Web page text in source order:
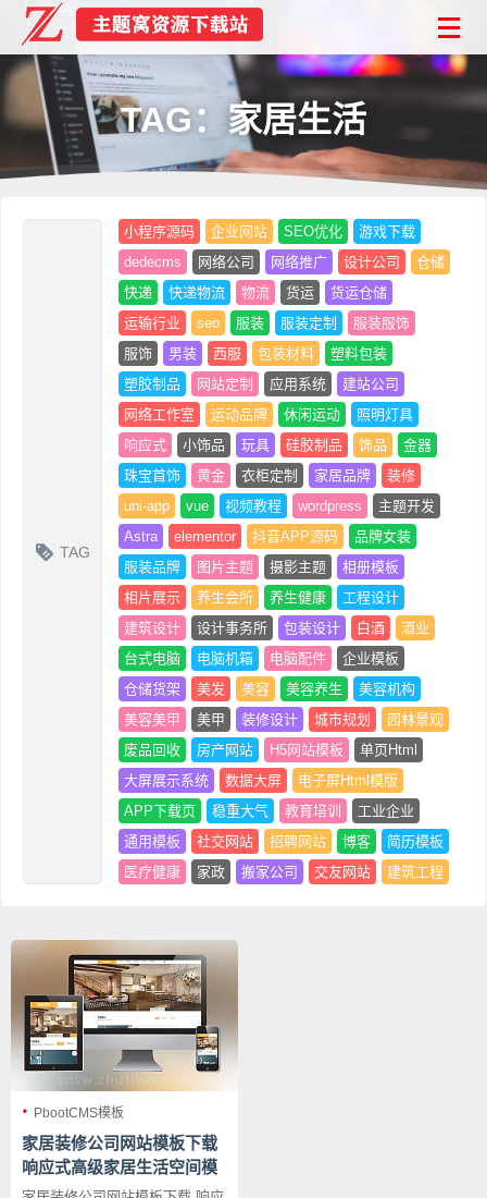
TAG：家居生活
TAG
小程序源码 企业网站 SEO优化
游戏下载
dedecms
网络公司 网络推广 设计公司
仓储
快递
快递物流 物流 货运
货运仓储
运输行业
seo 服装 服装定制
服装服饰
服饰
男装 西服 包装材料
塑料包装
塑胶制品
网站定制 应用系统
建站公司
网络工作室
运动品牌 休闲运动
照明灯具
响应式
小饰品 玩具 硅胶制品 饰品
金器
珠宝首饰
黄金 衣柜定制 家居品牌
装修
uni-app
vue 视频教程 wordpress
主题开发
Astra
elementor 抖音APP源码
品牌女装
服装品牌
图片主题 摄影主题
相册模板
相片展示
养生会所 养生健康
工程设计
建筑设计
设计事务所 包装设计 白酒
酒业
台式电脑
电脑机箱 电脑配件
企业模板
仓储货架
美发 美容 美容养生
美容机构
美容美甲
美甲 装修设计 城市规划
园林景观
废品回收
房产网站 H5网站模板
单页Html
大屏展示系统
数据大屏
电子屏Html模版
APP下载页
稳重大气 教育培训
工业企业
通用模板
社交网站 招聘网站 博客
简历模板
医疗健康
家政 搬家公司 交友网站 建筑工程
PbootCMS模板
家居装修公司网站模板下载
响应式高级家居生活空间模
板